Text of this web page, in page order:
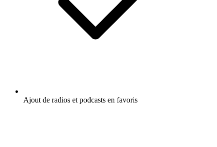
Ajout de radios et podcasts en favoris